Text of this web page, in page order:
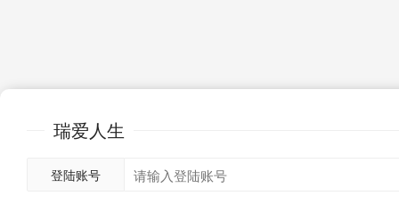
瑞爱人生
登陆账号